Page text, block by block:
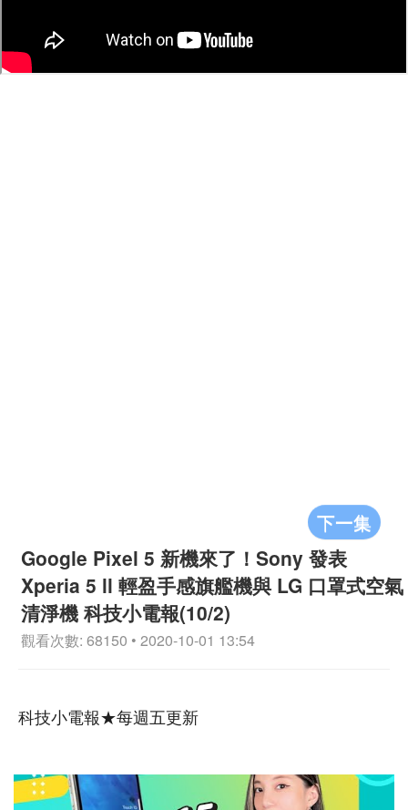
下一集
Google Pixel 5 新機來了！Sony 發表
Xperia 5 ll 輕盈手感旗艦機與 LG 口罩式空氣
清淨機 科技小電報(10/2)
觀看次數: 68150 • 2020-10-01 13:54
科技小電報★每週五更新